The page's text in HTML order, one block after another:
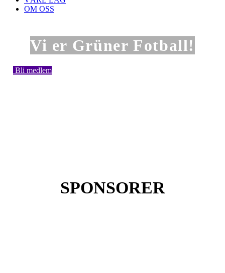
OM OSS
Vi er Grüner Fotball!
Bli medlem
SPONSORER